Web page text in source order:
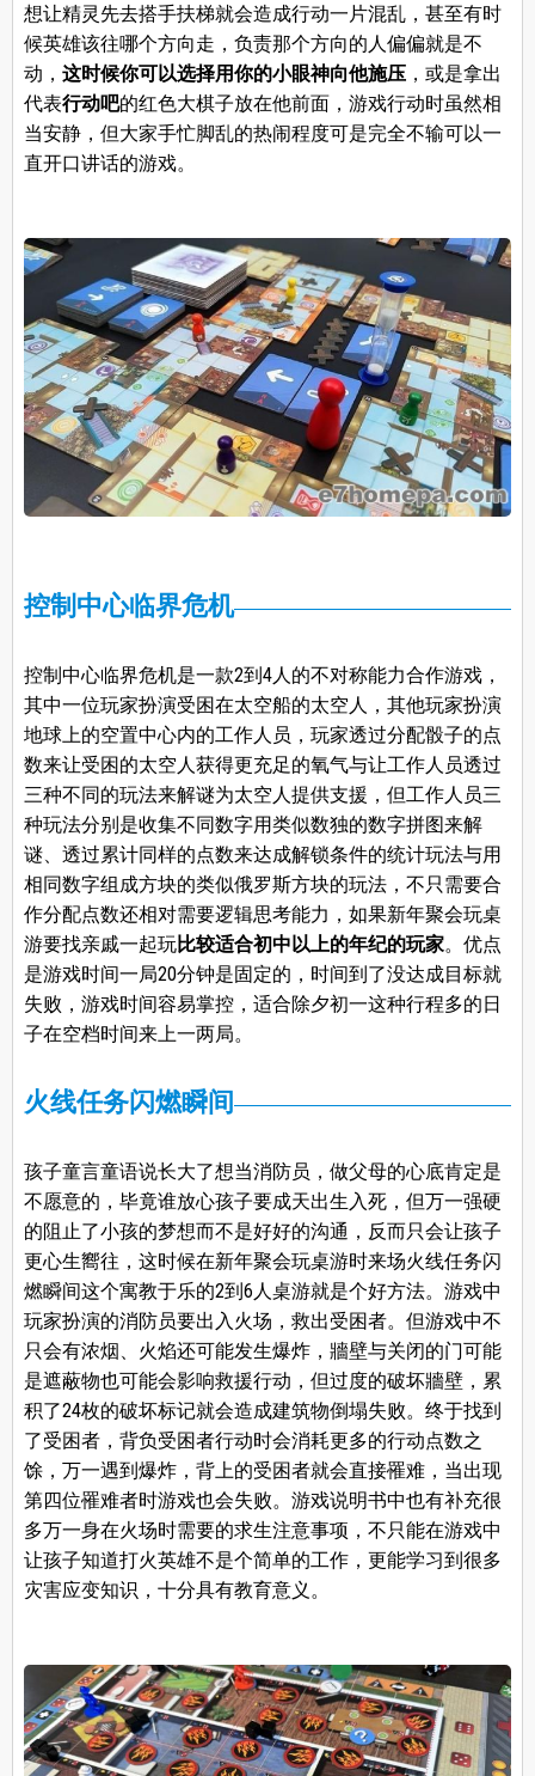
想让精灵先去搭手扶梯就会造成行动一片混乱，甚至有时
候英雄该往哪个方向走，负责那个方向的人偏偏就是不
动， 这时候你可以选择用你的小眼神向他施压，或是拿出
代表行动吧的红色大棋子放在他前面，游戏行动时虽然相
当安静，但大家手忙脚乱的热闹程度可是完全不输可以一
直开口讲话的游戏。
控制中心临界危机
控制中心临界危机是一款2到4人的不对称能力合作游戏，
其中一位玩家扮演受困在太空船的太空人，其他玩家扮演
地球上的空置中心内的工作人员，玩家透过分配骰子的点
数来让受困的太空人获得更充足的氧气与让工作人员透过
三种不同的玩法来解谜为太空人提供支援，但工作人员三
种玩法分别是收集不同数字用类似数独的数字拼图来解
谜、透过累计同样的点数来达成解锁条件的统计玩法与用
相同数字组成方块的类似俄罗斯方块的玩法，不只需要合
作分配点数还相对需要逻辑思考能力，如果新年聚会玩桌
游要找亲戚一起玩比较适合初中以上的年纪的玩家。优点
是游戏时间一局20分钟是固定的，时间到了没达成目标就
失败，游戏时间容易掌控，适合除夕初一这种行程多的日
子在空档时间来上一两局。
火线任务闪燃瞬间
孩子童言童语说长大了想当消防员，做父母的心底肯定是
不愿意的，毕竟谁放心孩子要成天出生入死，但万一强硬
的阻止了小孩的梦想而不是好好的沟通，反而只会让孩子
更心生嚮往，这时候在新年聚会玩桌游时来场火线任务闪
燃瞬间这个寓教于乐的2到6人桌游就是个好方法。游戏中
玩家扮演的消防员要出入火场，救出受困者。但游戏中不
只会有浓烟、火焰还可能发生爆炸，牆壁与关闭的门可能
是遮蔽物也可能会影响救援行动，但过度的破坏牆壁，累
积了24枚的破坏标记就会造成建筑物倒塌失败。终于找到
了受困者，背负受困者行动时会消耗更多的行动点数之
馀，万一遇到爆炸，背上的受困者就会直接罹难，当出现
第四位罹难者时游戏也会失败。游戏说明书中也有补充很
多万一身在火场时需要的求生注意事项，不只能在游戏中
让孩子知道打火英雄不是个简单的工作，更能学习到很多
灾害应变知识，十分具有教育意义。